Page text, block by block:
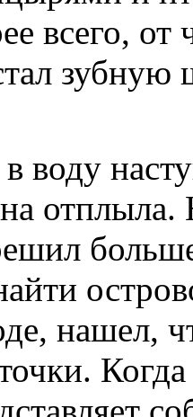
всего, от
зубную
воду
нашел,